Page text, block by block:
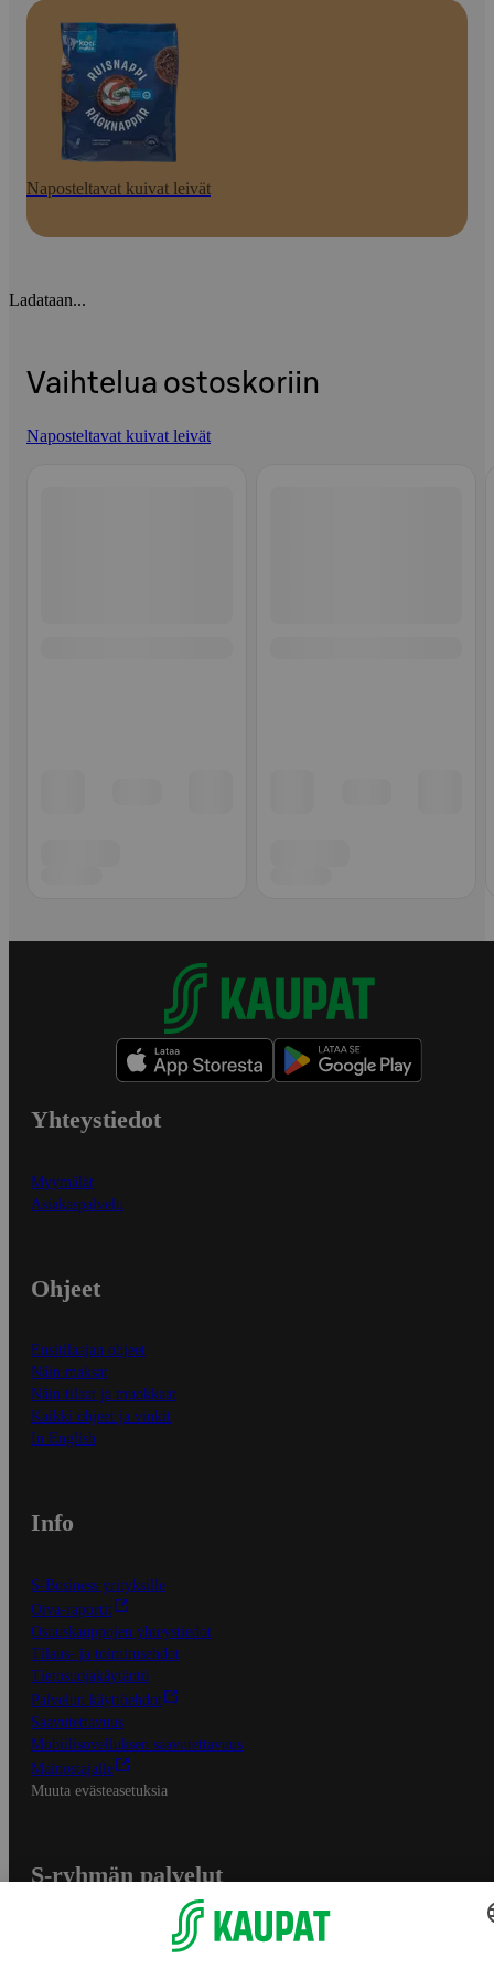
Naposteltavat kuivat leivät
Ladataan...
Vaihtelua ostoskoriin
Naposteltavat kuivat leivät
Yhteystiedot
Myymälät
Asiakaspalvelu
Ohjeet
Ensitilaajan ohjeet
Näin maksat
Näin tilaat ja muokkaat
Kaikki ohjeet ja vinkit
In English
Info
S-Business yrityksille
Oiva-raportit
Osuuskauppojen yhteystiedot
Tilaus- ja toimitusehdot
Tietosuojakäytäntö
Palvelun käyttöehdot
Saavutettavuus
Mobiilisovelluksen saavutettavuus
Mainostajalle
Muuta evästeasetuksia
S-ryhmän palvelut